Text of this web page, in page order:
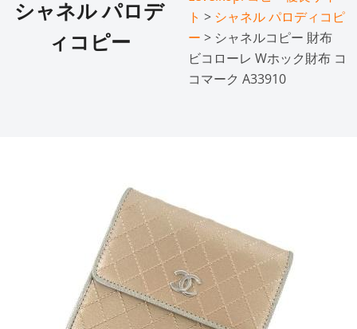
シャネル パロデ
ィコピー
ト > シャネル パロディコピ
ー > シャネルコピー 財布
ビコローレ Wホック財布 コ
コマーク A33910